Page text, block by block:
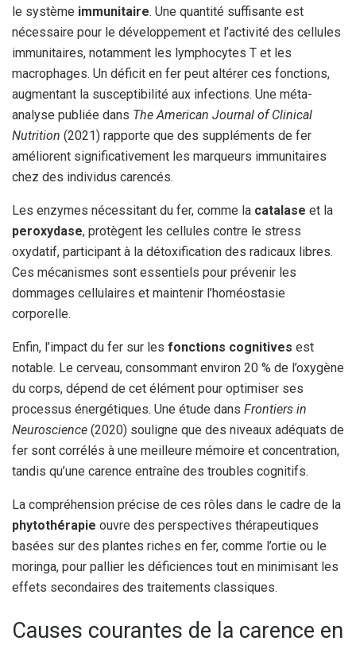
le système immunitaire. Une quantité suffisante est
nécessaire pour le développement et l’activité des cellules
immunitaires, notamment les lymphocytes T et les
macrophages. Un déficit en fer peut altérer ces fonctions,
augmentant la susceptibilité aux infections. Une méta-
analyse publiée dans The American Journal of Clinical
Nutrition (2021) rapporte que des suppléments de fer
améliorent significativement les marqueurs immunitaires
chez des individus carencés.
Les enzymes nécessitant du fer, comme la catalase et la
peroxydase, protègent les cellules contre le stress
oxydatif, participant à la détoxification des radicaux libres.
Ces mécanismes sont essentiels pour prévenir les
dommages cellulaires et maintenir l’homéostasie
corporelle.
Enfin, l’impact du fer sur les fonctions cognitives est
notable. Le cerveau, consommant environ 20 % de l’oxygène
du corps, dépend de cet élément pour optimiser ses
processus énergétiques. Une étude dans Frontiers in
Neuroscience (2020) souligne que des niveaux adéquats de
fer sont corrélés à une meilleure mémoire et concentration,
tandis qu’une carence entraîne des troubles cognitifs.
La compréhension précise de ces rôles dans le cadre de la
phytothérapie ouvre des perspectives thérapeutiques
basées sur des plantes riches en fer, comme l’ortie ou le
moringa, pour pallier les déficiences tout en minimisant les
effets secondaires des traitements classiques.
Causes courantes de la carence en